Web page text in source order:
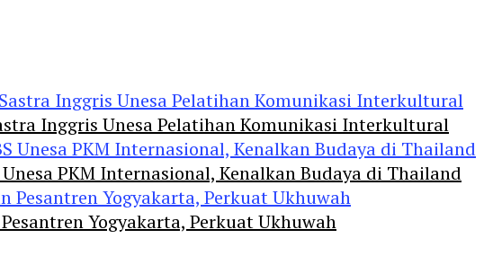
Inggris Unesa Pelatihan Komunikasi Interkultural
PKM Internasional, Kenalkan Budaya di Thailand
Yogyakarta, Perkuat Ukhuwah